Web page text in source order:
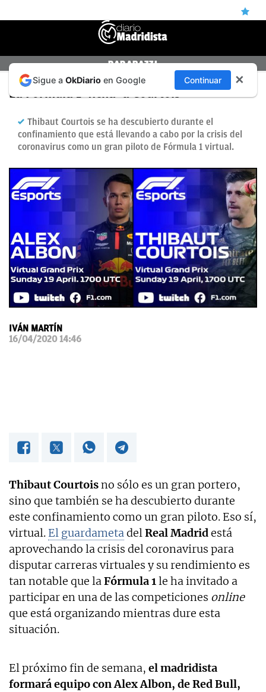
ÚLTIMAS
NOTICIAS
MADRID
BALONCESTO
CANTERA
FICHAJES
FEMENINO
PAPARAZZI
OKDIARIO
PAPARAZZI
La Fórmula 1 ‘ficha’ a Courtois
Thibaut Courtois se ha descubierto durante el
confinamiento que está llevando a cabo por la crisis del
coronavirus como un gran piloto de Fórmula 1 virtual.
IVÁN MARTÍN
16/04/2020 14:46
Thibaut Courtoisno sólo es un gran portero,
sino que también se ha descubierto durante
este confinamiento como un gran piloto. Eso sí,
virtual. El guardametadelReal Madridestá
aprovechando la crisis del coronavirus para
disputar carreras virtuales y su rendimiento es
tan notable que laFórmula 1le ha invitado a
participar en una de las competiciones online
que está organizando mientras dure esta
situación.
El próximo fin de semana, el madridista
formará equipo con Alex Albon, de Red Bull,
Sigue a OkDiario en Google Continuar ✕